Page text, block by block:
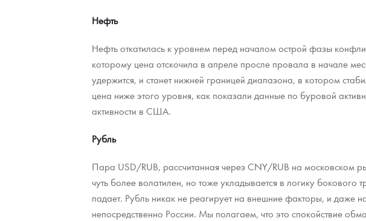
Нефть
Нефть откатилась к уровнем перед началом острой фазы
которому цена отскочила в апреле просле провала в начале
удержится, и станет нижней границей диапазона, в котором
цена ниже этого уровня, как показали данные по буровой
активности в США.
Рубль
Пара USD/RUB, рассчитанная через CNY/RUB на московском
чуть более волатилен, но тоже укладывается в логику бокового
падает. Рубль никак не реагирует на внешние факторы, и даже
непосредственно России. Мы полагаем, что это спокойствие